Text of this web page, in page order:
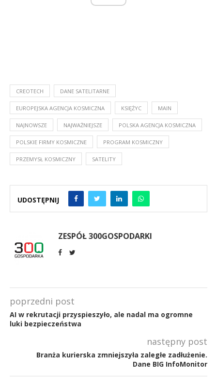
CREOTECH DANE SATELITARNE
EUROPEJSKA AGENCJA KOSMICZNA KSIĘŻYC MAIN
NAJNOWSZE NAJWAŻNIEJSZE POLSKA AGENCJA KOSMICZNA
POLSKIE FIRMY KOSMICZNE PROGRAM KOSMICZNY
PRZEMYSŁ KOSMICZNY SATELITY
UDOSTĘPNIJ
ZESPÓŁ 300GOSPODARKI
poprzedni post
AI w rekrutacji przyspieszyło, ale nadal ma ogromne
luki bezpieczeństwa
następny post
Branża kurierska zmniejszyła zaległe zadłużenie.
Dane BIG InfoMonitor